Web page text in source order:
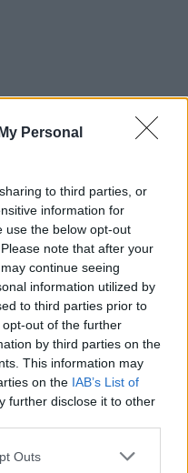
Personal
to third parties, or
information for
use the below opt-out
note that after your
continue seeing
information utilized by
to third parties prior to
out of the further
by third parties on the
This information may
on the IAB’s List of
further disclose it to other
one or more Google
Outs
και πέρα από τις
νέες συμφωνίες οι
μέσα
θετικό
του κινήσεις
σύγκλιση Τεχνητής